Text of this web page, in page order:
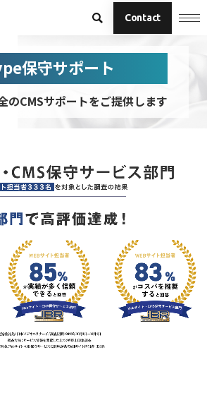
Contact
保守サポート
のCMSサポートをご提供します